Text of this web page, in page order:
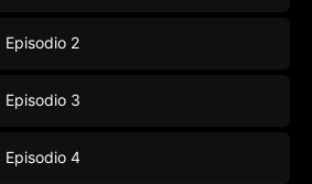
Episodio 2
Episodio 3
Episodio 4